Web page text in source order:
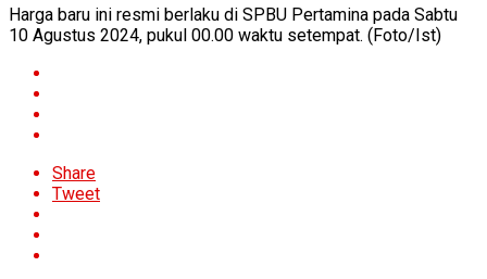
Harga baru ini resmi berlaku di SPBU Pertamina pada Sabtu
10 Agustus 2024, pukul 00.00 waktu setempat. (Foto/Ist)
Share
Tweet